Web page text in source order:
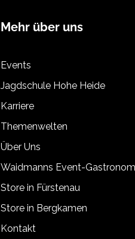
Mehr über uns
Events
Jagdschule Hohe Heide
Karriere
Themenwelten
Über Uns
Waidmanns Event-
Store in Fürstenau
Store in Bergkamen
Kontakt